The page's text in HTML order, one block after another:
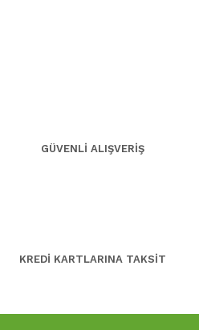
GÜVENLİ ALIŞVERİŞ
KREDİ KARTLARINA TAKSİT